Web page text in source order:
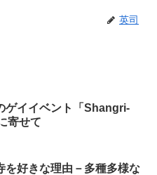
英司
ゲイイベント「Shangri-
寄せて
を好きな理由－多種多様な